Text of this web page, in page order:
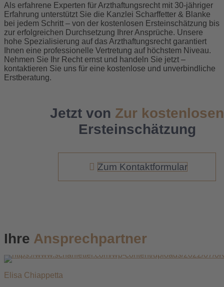
Als erfahrene Experten für Arzthaftungsrecht mit 30-jähriger
Erfahrung unterstützt Sie die Kanzlei Scharffetter & Blanke
bei jedem Schritt – von der kostenlosen Ersteinschätzung bis
zur erfolgreichen Durchsetzung Ihrer Ansprüche. Unsere
hohe Spezialisierung auf das Arzthaftungsrecht garantiert
Ihnen eine professionelle Vertretung auf höchstem Niveau.
Nehmen Sie Ihr Recht ernst und handeln Sie jetzt –
kontaktieren Sie uns für eine kostenlose und unverbindliche
Erstberatung.
Jetzt von Zur kostenlosen
Ersteinschätzung
Zum Kontaktformular
Ihre Ansprechpartner
Elisa Chiappetta